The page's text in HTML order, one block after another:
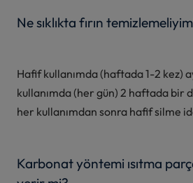
Ne sıklıkta fırın
Hafif kullanımda (haftada 1-2 kez)
kullanımda (her gün) 2 haftada bir
her kullanımdan sonra hafif silme
Karbonat yöntemi ısıtma